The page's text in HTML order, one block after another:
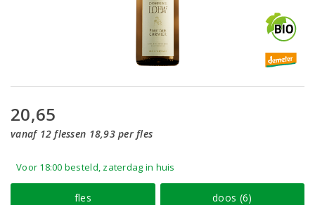
20,65
vanaf 12 flessen 18,93 per fles
Voor 18:00 besteld, zaterdag in huis
fles doos (6)